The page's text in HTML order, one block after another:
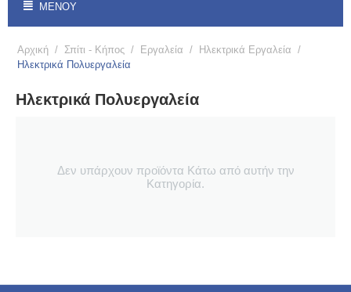
ΜΕΝΟΎ
Αρχική / Σπίτι - Κήπος / Εργαλεία / Ηλεκτρικά Εργαλεία /
Ηλεκτρικά Πολυεργαλεία
Ηλεκτρικά Πολυεργαλεία
Δεν υπάρχουν προϊόντα Κάτω από αυτήν την
Κατηγορία.